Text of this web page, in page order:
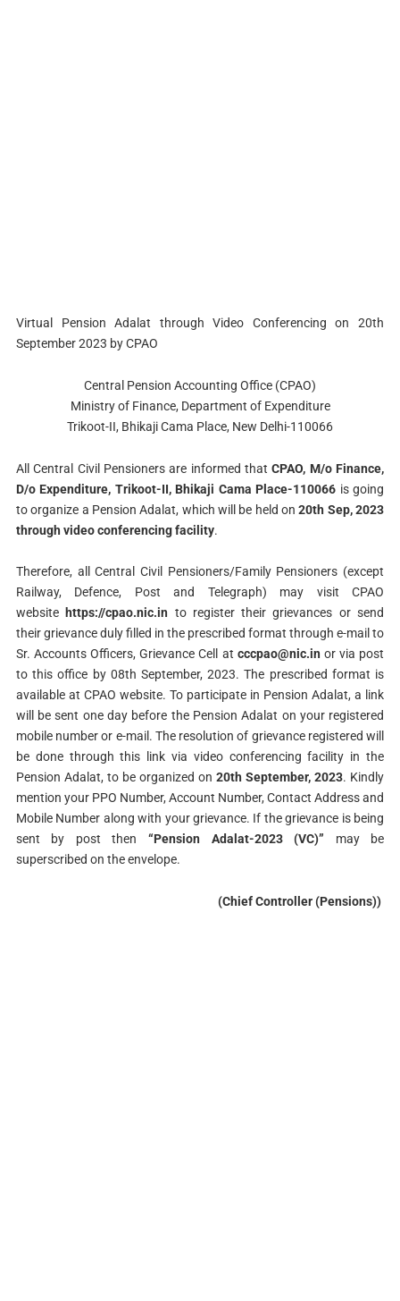
Virtual Pension Adalat through Video Conferencing on 20th
September 2023 by CPAO
Central Pension Accounting Office (CPAO)
Ministry of Finance, Department of Expenditure
Trikoot-II, Bhikaji Cama Place, New Delhi-110066
All Central Civil Pensioners are informed thatCPAO, M/o Finance,
D/o Expenditure, Trikoot-II, Bhikaji Cama Place-110066 is going
to organize a Pension Adalat, which will be held on20th Sep, 2023
through video conferencing facility.
Therefore, all Central Civil Pensioners/Family Pensioners (except
Railway, Defence, Post and Telegraph) may visit CPAO
websitehttps://cpao.nic.in to register their grievances or send
their grievance duly filled in the prescribed format through e-mail to
Sr. Accounts Officers, Grievance Cell at cccpao@nic.in or via post
to this office by 08th September, 2023. The prescribed format is
available at CPAO website. To participate in Pension Adalat, a link
will be sent one day before the Pension Adalat on your registered
mobile number or e-mail. The resolution of grievance registered will
be done through this link via video conferencing facility in the
Pension Adalat, to be organized on20th September, 2023. Kindly
mention your PPO Number, Account Number, Contact Address and
Mobile Number along with your grievance. If the grievance is being
sent by post then “Pension Adalat-2023 (VC)” may be
superscribed on the envelope.
(Chief Controller (Pensions))